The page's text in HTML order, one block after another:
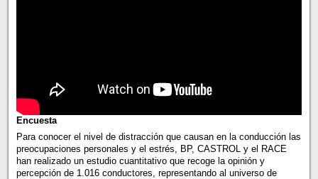
Encuesta
Para conocer el nivel de distracción que causan en la conducción las
preocupaciones personales y el estrés, BP, CASTROL y el RACE
han realizado un estudio cuantitativo que recoge la opinión y
percepción de 1.016 conductores, representando al universo de